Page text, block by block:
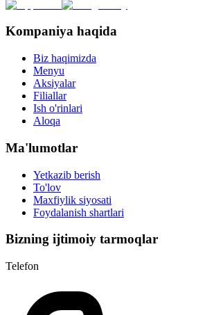
Kompaniya haqida
Biz haqimizda
Menyu
Aksiyalar
Filiallar
Ish o'rinlari
Aloqa
Ma'lumotlar
Yetkazib berish
To'lov
Maxfiylik siyosati
Foydalanish shartlari
Bizning ijtimoiy tarmoqlar
Telefon